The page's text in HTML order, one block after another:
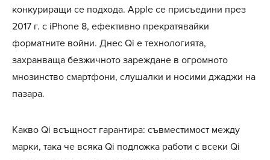
конкуриращи се подхода. Apple се присъедини през
2017 г. с iPhone 8, ефективно прекратявайки
форматните войни. Днес Qi е технологията,
захранваща безжичното зареждане в огромното
мнозинство смартфони, слушалки и носими джаджи на
пазара.
Какво Qi всъщност гарантира: съвместимост между
марки, така че всяка Qi подложка работи с всеки Qi